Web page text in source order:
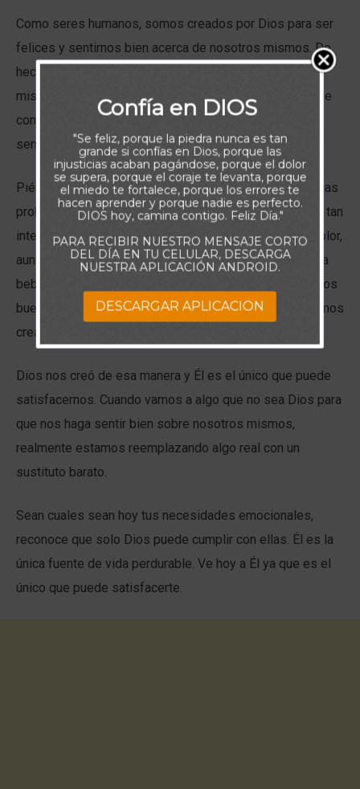
Como seres humanos, somos creados por Dios para ser
felices y sentirnos bien acerca de nosotros mismos. De
hecho, debemos sentirnos bien acerca de nosotros
mismos, o eventualmente desarrollaremos algún tipo de
comportamiento descontrolado no sano. para poder
sentirnos bien como de deseamos.
Piénsalo en esto: Una persona que es adicta a las drogas
probablemente comenzó a usarlas porque su dolor era tan
intenso que se sintió obligado a deshacerse de ese dolor,
aunque sea solo temporalmente. Lo misma cosa para la
bebida, la comida para sentirse bien. Si no tenemos esos
buenos sentimientos desde el interior, luego intentaremos
crearlos a través del ambiente exterior.
Dios nos creó de esa manera y Él es el único que puede
satisfacernos. Cuando vamos a algo que no sea Dios para
que nos haga sentir bien sobre nosotros mismos,
realmente estamos reemplazando algo real con un
sustituto barato.
Sean cuales sean hoy tus necesidades emocionales,
reconoce que solo Dios puede cumplir con ellas. Él es la
única fuente de vida perdurable. Ve hoy a Él ya que es el
único que puede satisfacerte.
Confía en DIOS
"Se feliz, porque la piedra nunca es tan
grande si confías en Dios, porque las
injusticias acaban pagándose, porque el dolor
se supera, porque el coraje te levanta, porque
el miedo te fortalece, porque los errores te
hacen aprender y porque nadie es perfecto.
DIOS hoy, camina contigo. Feliz Día."
PARA RECIBIR NUESTRO MENSAJE CORTO
DEL DÍA EN TU CELULAR, DESCARGA
NUESTRA APLICACIÓN ANDROID.
DESCARGAR APLICACION